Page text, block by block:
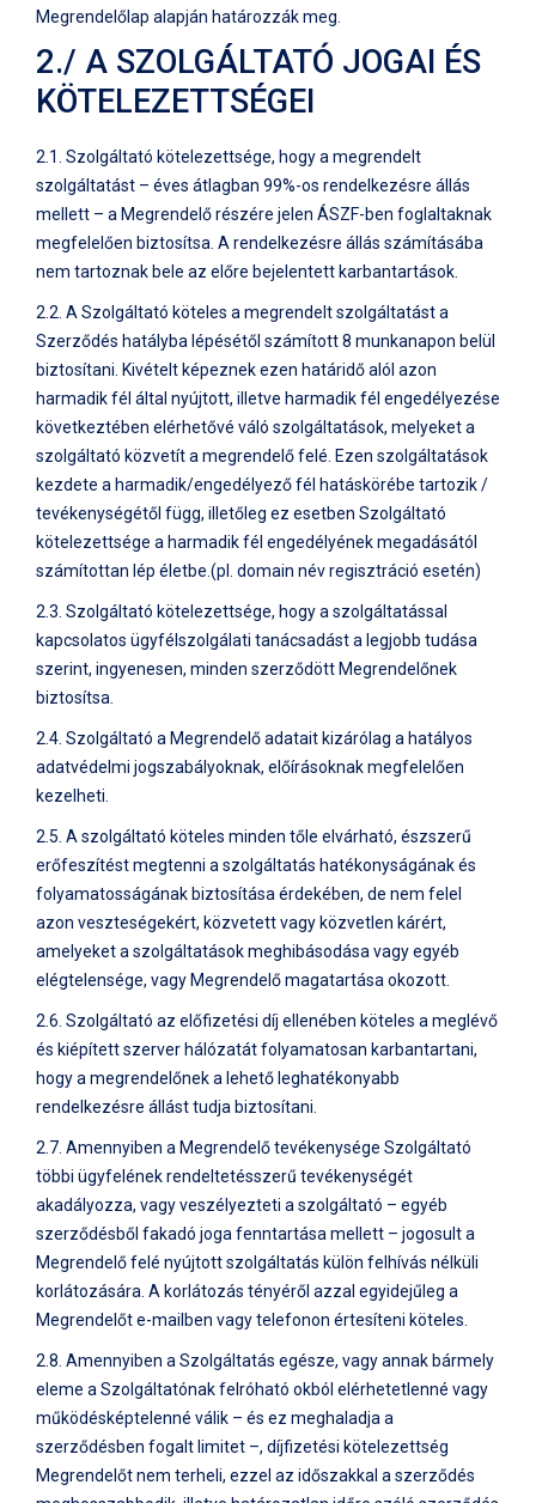
Megrendelőlap alapján határozzák meg.
2./ A SZOLGÁLTATÓ JOGAI ÉS
KÖTELEZETTSÉGEI
2.1. Szolgáltató kötelezettsége, hogy a megrendelt
szolgáltatást – éves átlagban 99%-os rendelkezésre állás
mellett – a Megrendelő részére jelen ÁSZF-ben foglaltaknak
megfelelően biztosítsa. A rendelkezésre állás számításába
nem tartoznak bele az előre bejelentett karbantartások.
2.2. A Szolgáltató köteles a megrendelt szolgáltatást a
Szerződés hatályba lépésétől számított 8 munkanapon belül
biztosítani. Kivételt képeznek ezen határidő alól azon
harmadik fél által nyújtott, illetve harmadik fél engedélyezése
következtében elérhetővé váló szolgáltatások, melyeket a
szolgáltató közvetít a megrendelő felé. Ezen szolgáltatások
kezdete a harmadik/engedélyező fél hatáskörébe tartozik /
tevékenységétől függ, illetőleg ez esetben Szolgáltató
kötelezettsége a harmadik fél engedélyének megadásától
számítottan lép életbe.(pl. domain név regisztráció esetén)
2.3. Szolgáltató kötelezettsége, hogy a szolgáltatással
kapcsolatos ügyfélszolgálati tanácsadást a legjobb tudása
szerint, ingyenesen, minden szerződött Megrendelőnek
biztosítsa.
2.4. Szolgáltató a Megrendelő adatait kizárólag a hatályos
adatvédelmi jogszabályoknak, előírásoknak megfelelően
kezelheti.
2.5. A szolgáltató köteles minden tőle elvárható, észszerű
erőfeszítést megtenni a szolgáltatás hatékonyságának és
folyamatosságának biztosítása érdekében, de nem felel
azon veszteségekért, közvetett vagy közvetlen kárért,
amelyeket a szolgáltatások meghibásodása vagy egyéb
elégtelensége, vagy Megrendelő magatartása okozott.
2.6. Szolgáltató az előfizetési díj ellenében köteles a meglévő
és kiépített szerver hálózatát folyamatosan karbantartani,
hogy a megrendelőnek a lehető leghatékonyabb
rendelkezésre állást tudja biztosítani.
2.7. Amennyiben a Megrendelő tevékenysége Szolgáltató
többi ügyfelének rendeltetésszerű tevékenységét
akadályozza, vagy veszélyezteti a szolgáltató – egyéb
szerződésből fakadó joga fenntartása mellett – jogosult a
Megrendelő felé nyújtott szolgáltatás külön felhívás nélküli
korlátozására. A korlátozás tényéről azzal egyidejűleg a
Megrendelőt e-mailben vagy telefonon értesíteni köteles.
2.8. Amennyiben a Szolgáltatás egésze, vagy annak bármely
eleme a Szolgáltatónak felróható okból elérhetetlenné vagy
működésképtelenné válik – és ez meghaladja a
szerződésben fogalt limitet –, díjfizetési kötelezettség
Megrendelőt nem terheli, ezzel az időszakkal a szerződés